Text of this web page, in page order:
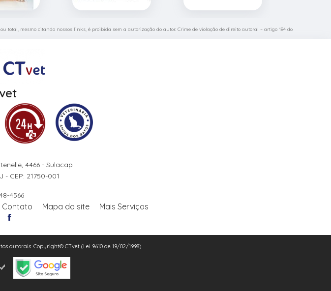
total, mesmo citando nossos links, é proibida sem a autorização do autor. Crime de violação de direito autoral – artigo 184 do
4466 - Sulacap
- CEP: 21750-001
4566
Contato Mapa do site Mais Serviços
autorais. Copyright© CTvet (Lei 9610 de 19/02/1998)